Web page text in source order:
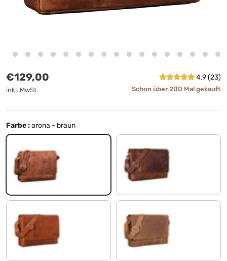
Normaler Preis
€129,00
inkl. MwSt.
4.9 (23)
Schon über 200 Mal gekauft
Farbe :arona - braun
arona - braun florida - braun
maraska - braun tan - dunkelbraun